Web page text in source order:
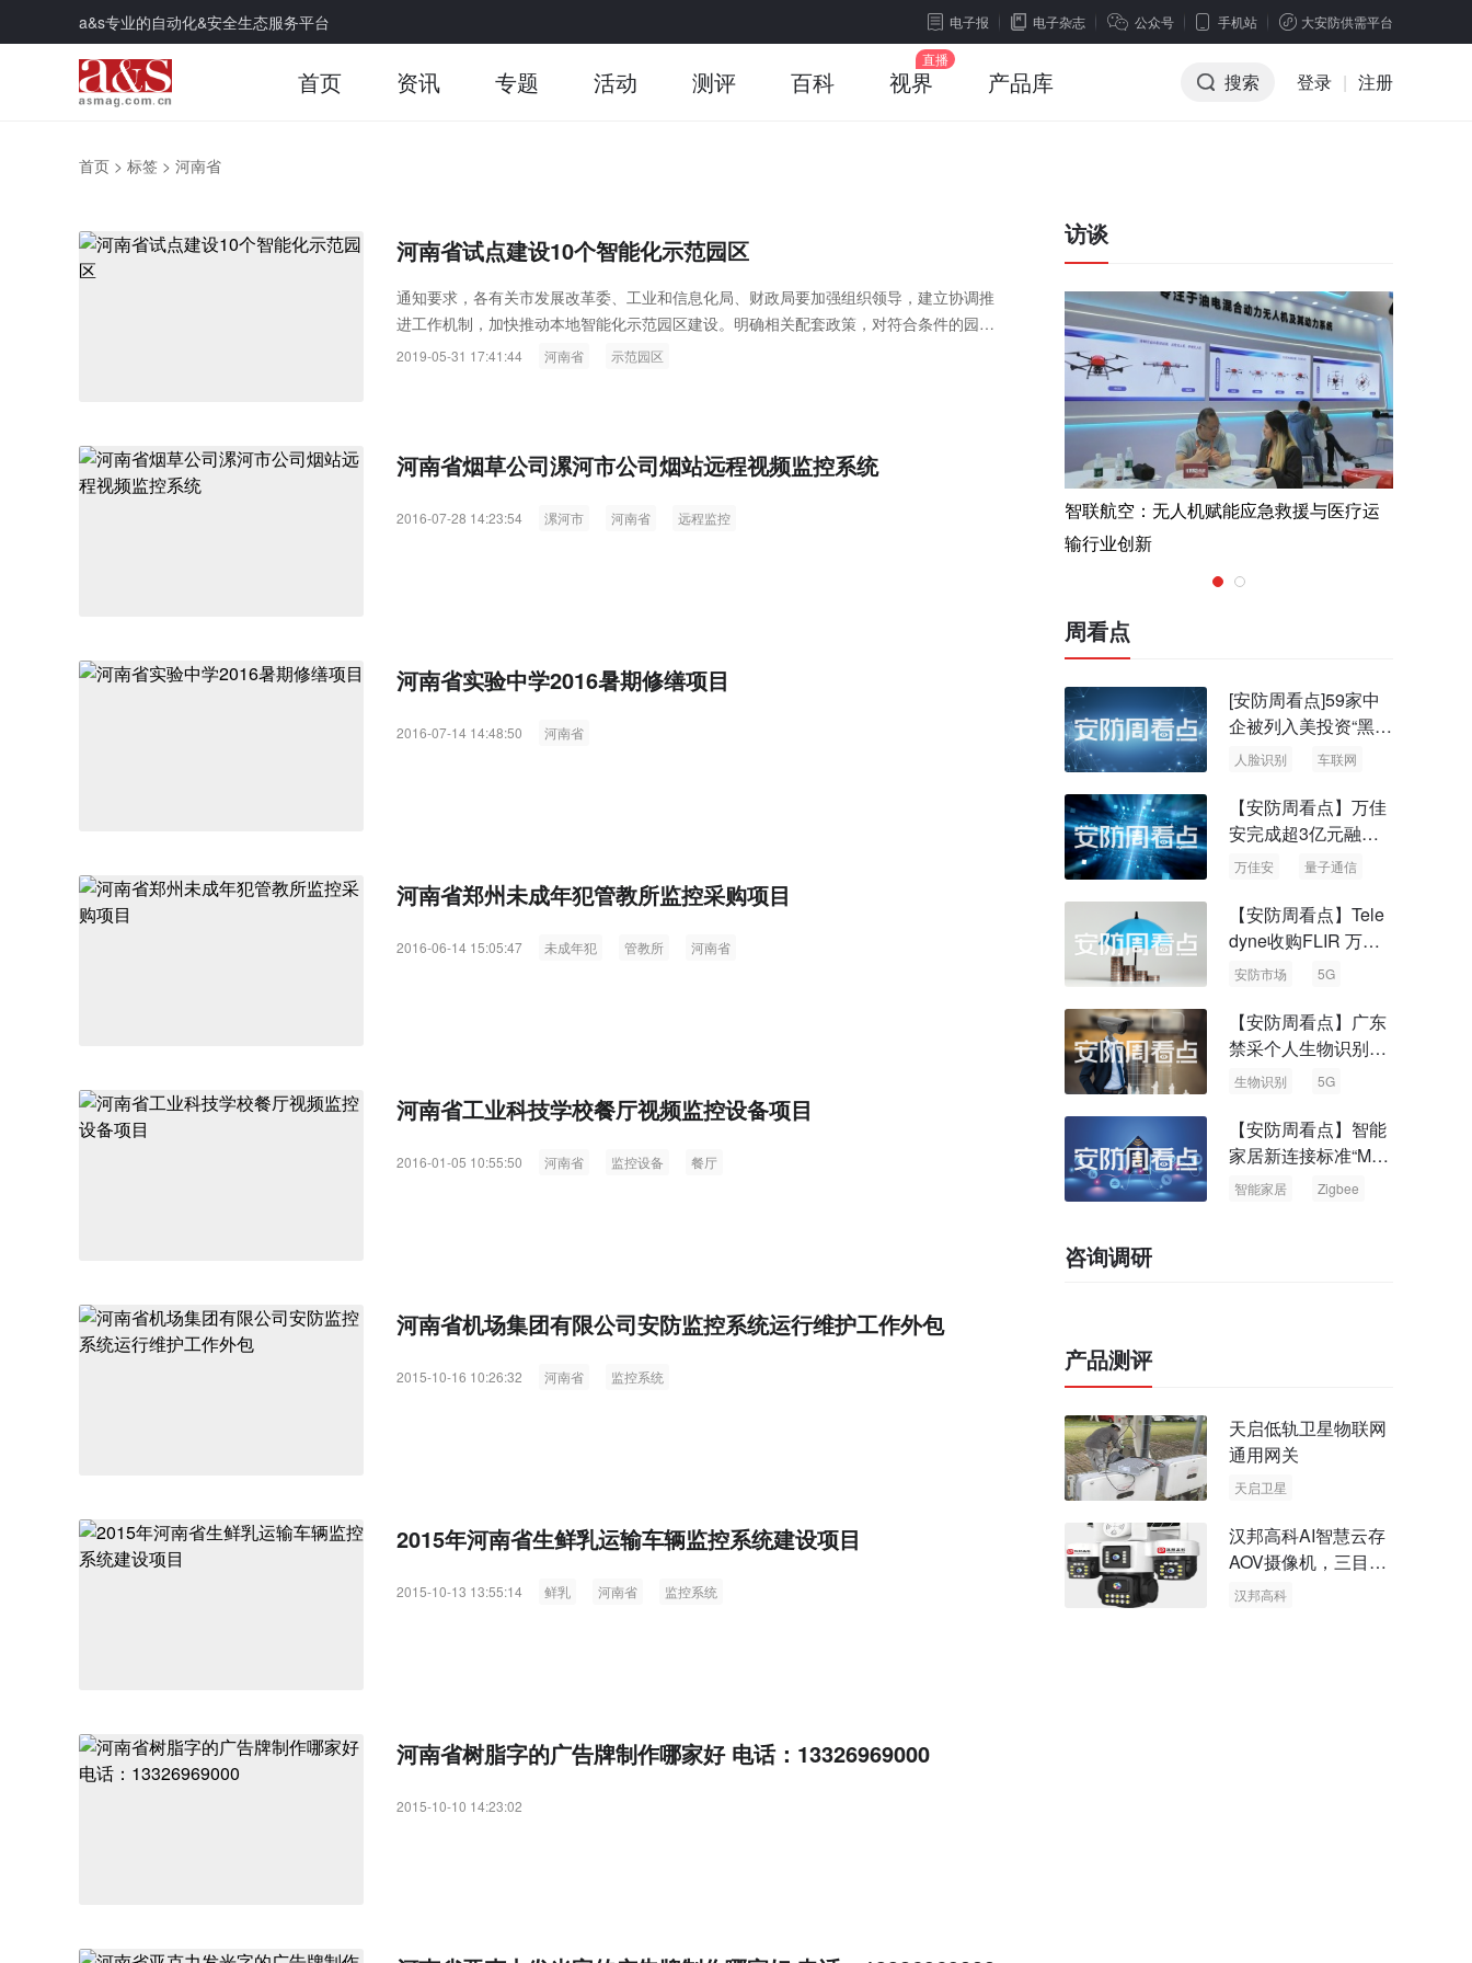
a&s专业的自动化&安全生态服务平台 电子报 电子杂志 公众号 手机站 大安防供需平台
首页 资讯 专题 活动 测评 百科 视界 产品库 搜索 登录 | 注册
首页 > 标签 > 河南省
河南省试点建设10个智能化示范园区
通知要求，各有关市发展改革委、工业和信息化局、财政局要加强组织领导，建立协调推
进工作机制，加快推动本地智能化示范园区建设。明确相关配套政策，对符合条件的园区
管理服务综合系统(智能制造公共服务平台)、工业互联网平台、企业智能化改造、企业上
2019-05-31 17:41:44 河南省 示范园区
河南省烟草公司漯河市公司烟站远程视频监控系统
2016-07-28 14:23:54 漯河市 河南省 远程监控
河南省实验中学2016暑期修缮项目
2016-07-14 14:48:50 河南省
河南省郑州未成年犯管教所监控采购项目
2016-06-14 15:05:47 未成年犯 管教所 河南省
河南省工业科技学校餐厅视频监控设备项目
2016-01-05 10:55:50 河南省 监控设备 餐厅
河南省机场集团有限公司安防监控系统运行维护工作外包
2015-10-16 10:26:32 河南省 监控系统
2015年河南省生鲜乳运输车辆监控系统建设项目
2015-10-13 13:55:14 鲜乳 河南省 监控系统
河南省树脂字的广告牌制作哪家好 电话：13326969000
2015-10-10 14:23:02
访谈
智联航空：无人机赋能应急救援与医疗运
输行业创新
周看点
[安防周看点]59家中
企被列入美投资“黑名
单” 中国信通院启动
人脸识别 车联网
【安防周看点】万佳
安完成超3亿元融资
国内首批量子通信标
万佳安 量子通信
【安防周看点】Tele
dyne收购FLIR 万物
云新品牌“万御安防”
安防市场 5G
【安防周看点】广东
禁采个人生物识别信
息 中国5G基站占全
生物识别 5G
【安防周看点】智能
家居新连接标准“Matt
er” Zigbee联盟更名
智能家居 Zigbee
咨询调研
产品测评
天启低轨卫星物联网
通用网关
天启卫星
汉邦高科AI智慧云存
AOV摄像机，三目太
阳能多摄球机
汉邦高科